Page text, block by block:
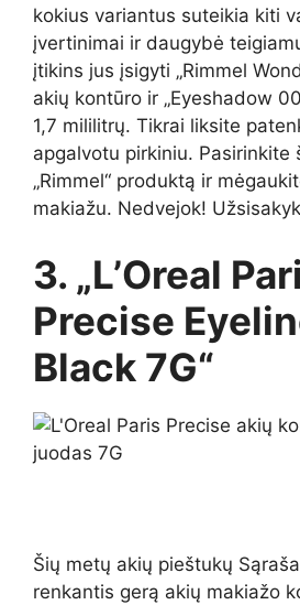
kokius variantus suteikia kiti
įvertinimai ir daugybė
įtikins jus įsigyti „Rimmel
akių kontūro ir „Eyeshadow
1,7 mililitrų. Tikrai liksite
apgalvotu pirkiniu. Pasirinkite
„Rimmel“ produktą ir
makiažu. Nedvejok!
3. „L’Oreal
Precise
Black 7G“
Šių metų akių pieštukų
renkantis gerą akių makiažo